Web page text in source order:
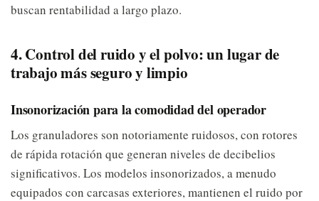
buscan rentabilidad a largo plazo.
4. Control del ruido y el polvo: un lugar de
trabajo más seguro y limpio
Insonorización para la comodidad del operador
Los granuladores son notoriamente ruidosos, con rotores
de rápida rotación que generan niveles de decibelios
significativos. Los modelos insonorizados, a menudo
equipados con carcasas exteriores, mantienen el ruido por